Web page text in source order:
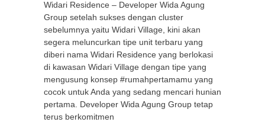
Widari Residence – Developer Wida Agung
Group setelah sukses dengan cluster
sebelumnya yaitu Widari Village, kini akan
segera meluncurkan tipe unit terbaru yang
diberi nama Widari Residence yang berlokasi
di kawasan Widari Village dengan tipe yang
mengusung konsep #rumahpertamamu yang
cocok untuk Anda yang sedang mencari hunian
pertama. Developer Wida Agung Group tetap
terus berkomitmen